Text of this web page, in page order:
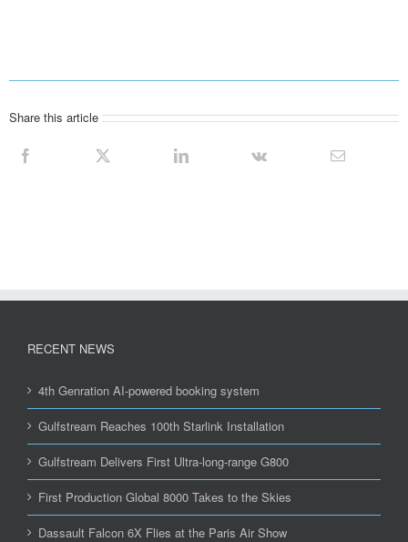
Share this article
RECENT NEWS
4th Genration AI-powered booking system
Gulfstream Reaches 100th Starlink Installation
Gulfstream Delivers First Ultra-long-range G800
First Production Global 8000 Takes to the Skies
Dassault Falcon 6X Flies at the Paris Air Show